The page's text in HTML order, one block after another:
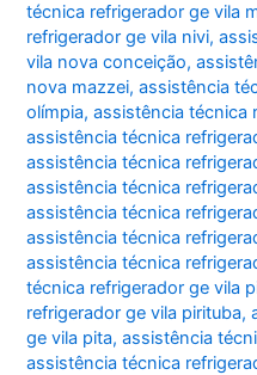
técnica refrigerador ge vila
refrigerador ge vila nivi,
vila nova conceição,
nova mazzei,assistência
olímpia,assistência técnica
assistência técnica
assistência técnica
assistência técnica
assistência técnica
assistência técnica
assistência técnica
técnica refrigerador ge vila
refrigerador ge vila pirituba,
ge vila pita,assistência
assistência técnica